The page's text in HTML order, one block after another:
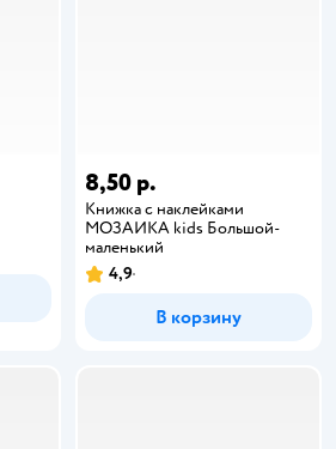
8,50 р.
Книжка с наклейками
МОЗАИКА kids Большой-
маленький
4,9
В корзину